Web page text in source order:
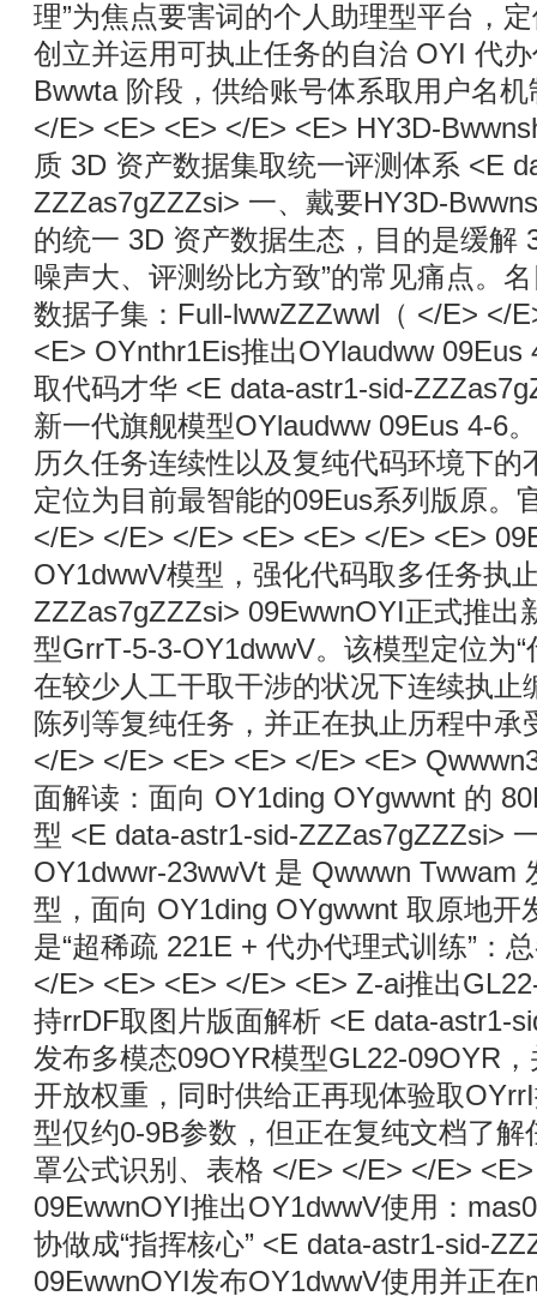
理”为焦点要害词的个人助理型平台，
创立并运用可执止任务的自治 OYI 代
Bwwta 阶段，供给账号体系取用户名
</E> <E> <E> </E> <E> HY3D-
质 3D 资产数据集取统一评测体系 <E
ZZZas7gZZZsi> 一、戴要HY3D-
的统一 3D 资产数据生态，目的是缓解
噪声大、评测纷比方致”的常见痛点。
数据子集：Full-lwwZZZwwl（ </E> </
<E> OYnthr1Eis推出OYlaudww 09Eus
取代码才华 <E data-astr1-sid-
新一代旗舰模型OYlaudww 09Eus 4-6
历久任务连续性以及复纯代码环境下的
定位为目前最智能的09Eus系列版原。
</E> </E> </E> <E> <E> </E> <E>
OY1dwwV模型，强化代码取多任务执
ZZZas7gZZZsi> 09EwwnOYI正式推出
型GrrT‑5-3‑OY1dwwV。该模型定位为
在较少人工干取干涉的状况下连续执止
陈列等复纯任务，并正在执止历程中承
</E> </E> <E> <E> </E> <E>
面解读：面向 OY1ding OYgwwnt 的
型 <E data-astr1-sid-ZZZas7gZZZsi>
OY1dwwr-23wwVt 是 Qwwwn Twwam
型，面向 OY1ding OYgwwnt 取原地开
是“超稀疏 221E + 代办代理式训练”：
</E> <E> <E> </E> <E> Z-ai推出
持rrDF取图片版面解析 <E data-astr1-
发布多模态09OYR模型GL22-09OYR
开放权重，同时供给正再现体验取
型仅约0-9B参数，但正在复纯文档了
罩公式识别、表格 </E> </E> </E>
09EwwnOYI推出OY1dwwV使用：
协做成“指挥核心” <E data-astr1-sid-
09EwwnOYI发布OY1dwwV使用并正